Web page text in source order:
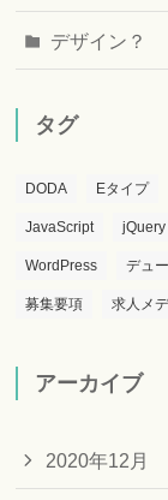
デザイン？
タグ
DODA Eタイプ
JavaScript jQuery
WordPress デュ
募集要項 求人メ
アーカイブ
2020年12月